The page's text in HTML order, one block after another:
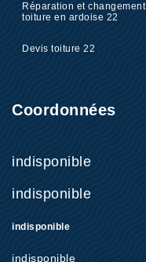
Réparation et changement
toiture en ardoise 22
Devis toiture 22
Coordonnées
indisponible
indisponible
indisponible
indisponible